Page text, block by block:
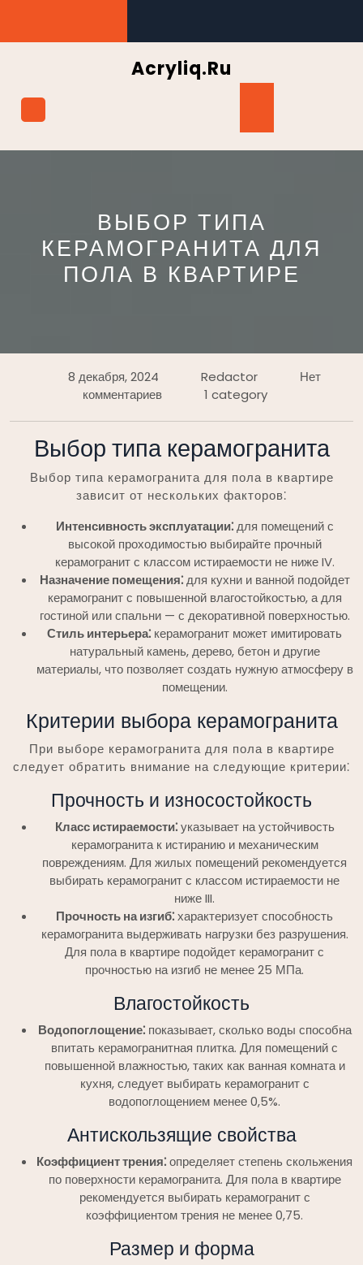
содержимому
Acryliq.ru
ВЫБОР ТИПА
КЕРАМОГРАНИТА ДЛЯ
ПОЛА В КВАРТИРЕ
8 декабря, 2024 Redactor
Нет
комментариев
1 category
Выбор типа керамогранита
Выбор типа керамогранита для пола в квартире
зависит от нескольких факторов⁚
Интенсивность эксплуатации⁚для помещений с
высокой проходимостью выбирайте прочный
керамогранит с классом истираемости не ниже IV.
Назначение помещения⁚для кухни и ванной подойдет
керамогранит с повышенной влагостойкостью, а для
гостиной или спальни — с декоративной поверхностью.
Стиль интерьера⁚ керамогранит может имитировать
натуральный камень, дерево, бетон и другие
материалы, что позволяет создать нужную атмосферу в
помещении.
Критерии выбора керамогранита
При выборе керамогранита для пола в квартире
следует обратить внимание на следующие критерии⁚
Прочность и износостойкость
Класс истираемости⁚указывает на устойчивость
керамогранита к истиранию и механическим
повреждениям. Для жилых помещений рекомендуется
выбирать керамогранит с классом истираемости не
ниже III.
Прочность на изгиб⁚характеризует способность
керамогранита выдерживать нагрузки без разрушения.
Для пола в квартире подойдет керамогранит с
прочностью на изгиб не менее 25 МПа.
Влагостойкость
Водопоглощение⁚показывает, сколько воды способна
впитать керамогранитная плитка. Для помещений с
повышенной влажностью, таких как ванная комната и
кухня, следует выбирать керамогранит с
водопоглощением менее 0,5%.
Антискользящие свойства
Коэффициент трения⁚определяет степень скольжения
по поверхности керамогранита. Для пола в квартире
рекомендуется выбирать керамогранит с
коэффициентом трения не менее 0,75.
Размер и форма